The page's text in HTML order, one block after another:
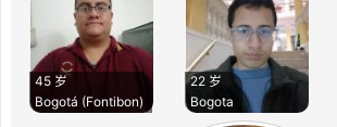
45 岁
Bogotá (Fontibon)
22 岁
Bogota